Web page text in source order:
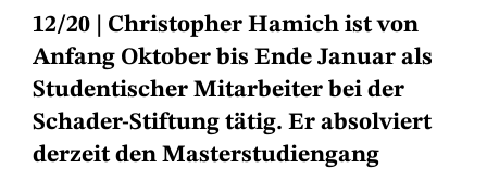
12/20
Christopher Hamich ist von
Anfang Oktober bis Ende Januar als
Studentischer Mitarbeiter bei der
Schader-Stiftung tätig. Er absolviert
derzeit den Masterstudiengang